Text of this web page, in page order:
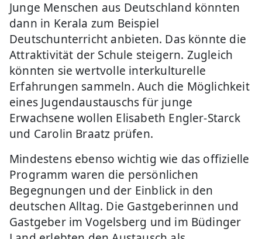
Junge Menschen aus Deutschland könnten
dann in Kerala zum Beispiel
Deutschunterricht anbieten. Das könnte die
Attraktivität der Schule steigern. Zugleich
könnten sie wertvolle interkulturelle
Erfahrungen sammeln. Auch die Möglichkeit
eines Jugendaustauschs für junge
Erwachsene wollen Elisabeth Engler-Starck
und Carolin Braatz prüfen.
Mindestens ebenso wichtig wie das offizielle
Programm waren die persönlichen
Begegnungen und der Einblick in den
deutschen Alltag. Die Gastgeberinnen und
Gastgeber im Vogelsberg und im Büdinger